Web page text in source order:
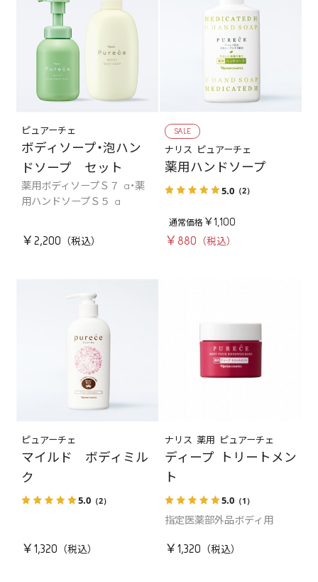
ピュアーチェ
ボディソープ・泡ハン
ドソープ セット
薬用ボディソープＳ７ a・薬
用ハンドソープＳ５ a
￥2,200
SALE
ナリス ピュアーチェ
薬用ハンドソープ
5.0（2）
￥1,100
￥880
ピュアーチェ
マイルド ボディミル
ク
5.0 （2）
￥1,320
ナリス 薬用 ピュアーチェ
ディープ トリートメン
ト
5.0（1）
指定医薬部外品ボディ用
￥1,320